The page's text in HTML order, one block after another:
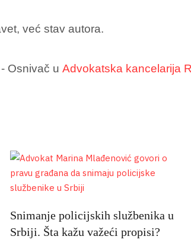
već stav autora.
Osnivač u Advokatska kancelarija
Snimanje policijskih službenika u
Srbiji. Šta kažu važeći propisi?